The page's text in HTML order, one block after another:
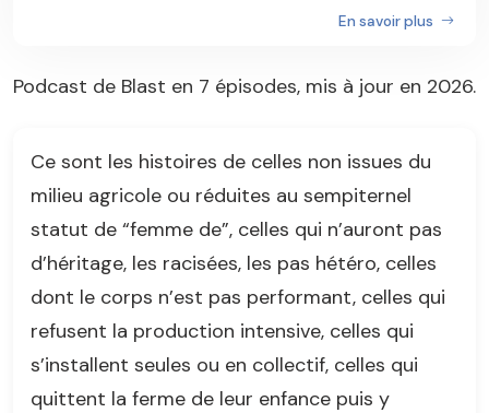
En savoir plus
Podcast de Blast en 7 épisodes, mis à jour en 2026.
Ce sont les histoires de celles non issues du
milieu agricole ou réduites au sempiternel
statut de “femme de”, celles qui n’auront pas
d’héritage, les racisées, les pas hétéro, celles
dont le corps n’est pas performant, celles qui
refusent la production intensive, celles qui
s’installent seules ou en collectif, celles qui
quittent la ferme de leur enfance puis y